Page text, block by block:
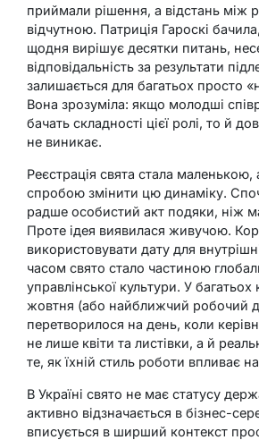
приймали рішення, а відстань між
відчутною. Патриція Гароскі
щодня вирішує десятки питань,
відповідальність за результати
залишається для багатьох просто
Вона зрозуміла: якщо молодші
бачать складності цієї ролі, то й
не виникає.
Реєстрація свята стала
спробою змінити цю динаміку.
радше особистий акт подяки, ніж
Проте ідея виявилася живучою.
використовувати дату для
часом свято стало частиною
управлінської культури. У багатьох
жовтня (або найближчий робочий
перетворилося на день, коли
не лише квіти та листівки, а й
те, як їхній стиль роботи впливає
В Україні свято не має статусу
активно відзначається в бізнес-
вписується в ширший контекст